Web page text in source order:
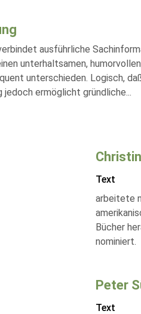
ausführliche
unterhaltsamen,
unterschieden. Logisch,
jedoch ermöglicht gründliche...
Text
arbeitete
Bücher
nominiert.
Peter
Text